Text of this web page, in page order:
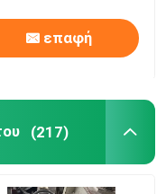
επαφή
(217)